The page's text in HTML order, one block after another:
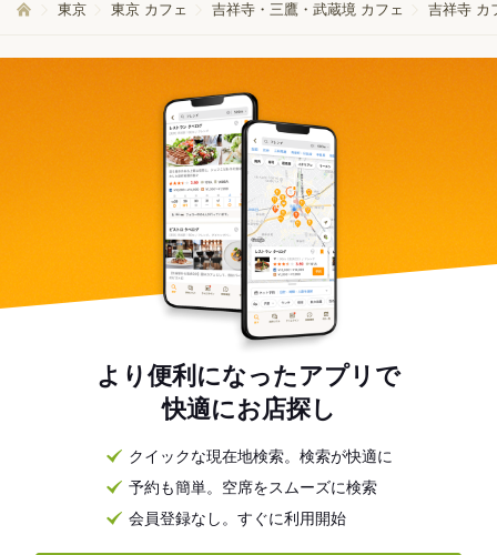
東京 東京 カフェ 吉祥寺・三鷹・武蔵境 カフェ 吉祥寺 カ
より便利になったアプリで
快適にお店探し
クイックな現在地検索。検索が快適に
予約も簡単。空席をスムーズに検索
会員登録なし。すぐに利用開始